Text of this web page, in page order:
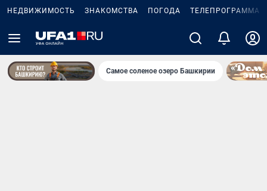
НЕДВИЖИМОСТЬ ЗНАКОМСТВА ПОГОДА ТЕЛЕПРОГРАММА
Самое соленое озеро Башкирии